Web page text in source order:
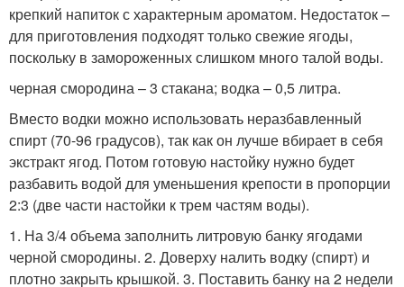
крепкий напиток с характерным ароматом. Недостаток –
для приготовления подходят только свежие ягоды,
поскольку в замороженных слишком много талой воды.
черная смородина – 3 стакана; водка – 0,5 литра.
Вместо водки можно использовать неразбавленный
спирт (70-96 градусов), так как он лучше вбирает в себя
экстракт ягод. Потом готовую настойку нужно будет
разбавить водой для уменьшения крепости в пропорции
2:3 (две части настойки к трем частям воды).
1. На 3/4 объема заполнить литровую банку ягодами
черной смородины. 2. Доверху налить водку (спирт) и
плотно закрыть крышкой. 3. Поставить банку на 2 недели